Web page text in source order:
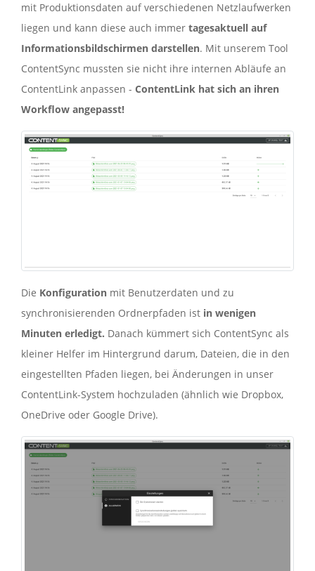
mit Produktionsdaten auf verschiedenen Netzlaufwerken
liegen und kann diese auch immer tagesaktuell auf
Informationsbildschirmen darstellen. Mit unserem Tool
ContentSync mussten sie nicht ihre internen Abläufe an
ContentLink anpassen - ContentLink hat sich an ihren
Workflow angepasst!
Die Konfiguration mit Benutzerdaten und zu
synchronisierenden Ordnerpfaden ist in wenigen
Minuten erledigt. Danach kümmert sich ContentSync als
kleiner Helfer im Hintergrund darum, Dateien, die in den
eingestellten Pfaden liegen, bei Änderungen in unser
ContentLink-System hochzuladen (ähnlich wie Dropbox,
OneDrive oder Google Drive).